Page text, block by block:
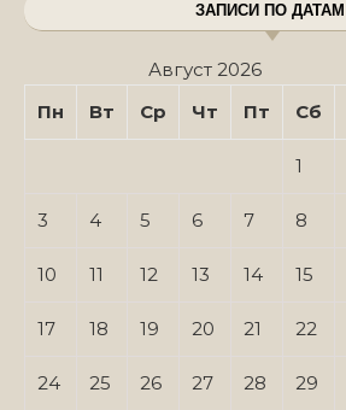
ЗАПИСИ ПО ДАТАМ
Август 2026
Пн
Вт Ср Чт Пт Сб
1
3 4 5 6 7 8
10 11 12 13 14 15
17 18 19 20 21 22
24 25 26 27 28 29